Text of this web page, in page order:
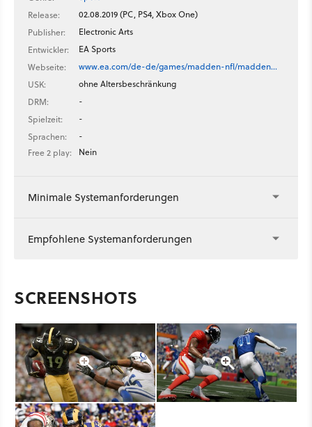
Release:
02.08.2019 (PC, PS4, Xbox One)
Publisher:
Electronic Arts
Entwickler:
EA Sports
Webseite:
www.ea.com/de-de/games/madden-nfl/madden…
USK:
ohne Altersbeschränkung
DRM:
-
Spielzeit:
-
Sprachen:
-
Free 2 play:
Nein
Minimale Systemanforderungen
Empfohlene Systemanforderungen
SCREENSHOTS